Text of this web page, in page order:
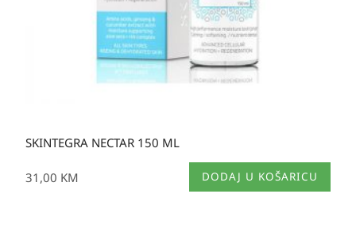
SKINTEGRA NECTAR 150 ML
31,00 KM DODAJ U KOŠARICU